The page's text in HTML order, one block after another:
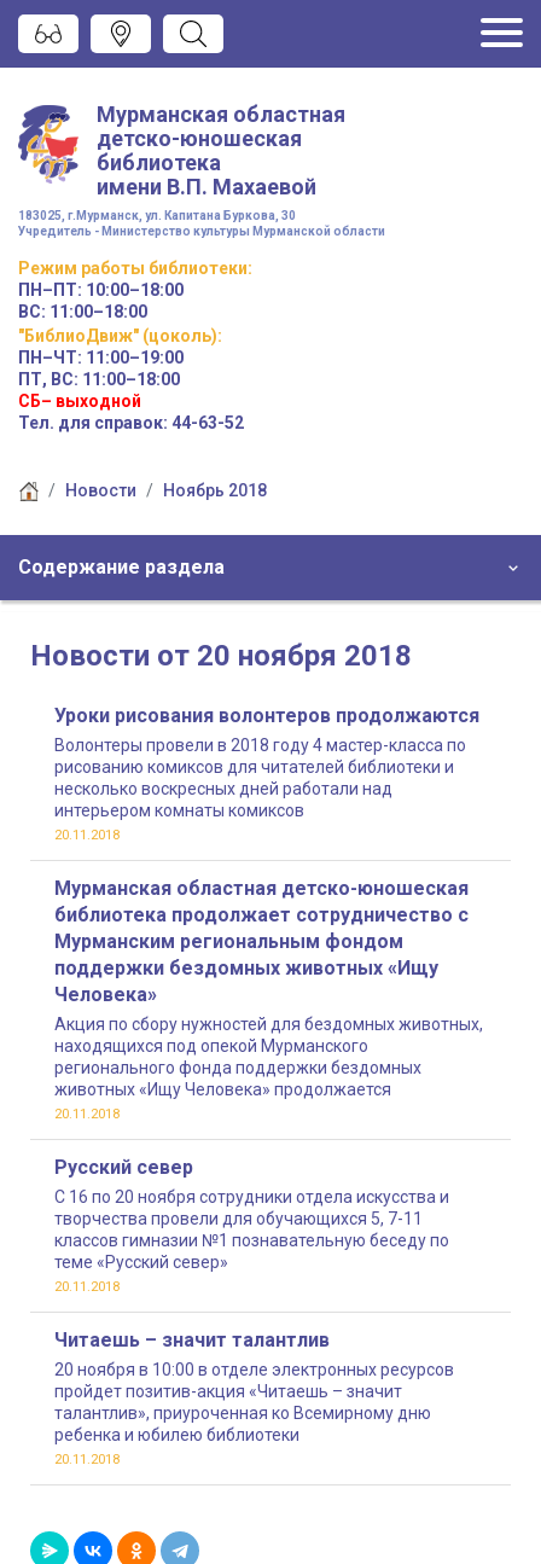
Мурманская областная
детско-юношеская
библиотека
имени В.П. Махаевой
183025, г.Мурманск, ул. Капитана Буркова, 30
Учредитель - Министерство культуры Мурманской области
Режим работы библиотеки:
ПН–ПТ: 10:00–18:00
ВС: 11:00–18:00
"БиблиоДвиж" (цоколь):
ПН–ЧТ: 11:00–19:00
ПТ, ВС: 11:00–18:00
СБ– выходной
Тел. для справок: 44-63-52
Новости Ноябрь 2018
Содержание раздела
Новости от 20 ноября 2018
Уроки рисования волонтеров продолжаются
Волонтеры провели в 2018 году 4 мастер-класса по
рисованию комиксов для читателей библиотеки и
несколько воскресных дней работали над
интерьером комнаты комиксов
20.11.2018
Мурманская областная детско-юношеская
библиотека продолжает сотрудничество с
Мурманским региональным фондом
поддержки бездомных животных «Ищу
Человека»
Акция по сбору нужностей для бездомных животных,
находящихся под опекой Мурманского
регионального фонда поддержки бездомных
животных «Ищу Человека» продолжается
20.11.2018
Русский север
С 16 по 20 ноября сотрудники отдела искусства и
творчества провели для обучающихся 5, 7-11
классов гимназии №1 познавательную беседу по
теме «Русский север»
20.11.2018
Читаешь – значит талантлив
20 ноября в 10:00 в отделе электронных ресурсов
пройдет позитив-акция «Читаешь – значит
талантлив», приуроченная ко Всемирному дню
ребенка и юбилею библиотеки
20.11.2018